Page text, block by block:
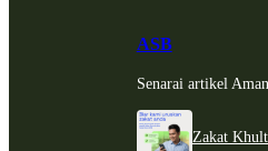
ASB
Senarai artikel
Zakat